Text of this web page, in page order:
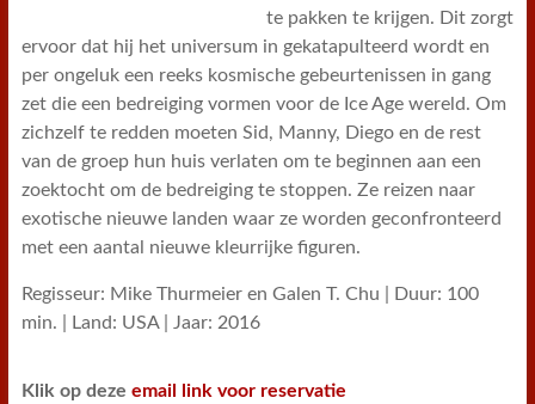
te pakken te krijgen. Dit zorgt
ervoor dat hij het universum in gekatapulteerd wordt en
per ongeluk een reeks kosmische gebeurtenissen in gang
zet die een bedreiging vormen voor de Ice Age wereld. Om
zichzelf te redden moeten Sid, Manny, Diego en de rest
van de groep hun huis verlaten om te beginnen aan een
zoektocht om de bedreiging te stoppen. Ze reizen naar
exotische nieuwe landen waar ze worden geconfronteerd
met een aantal nieuwe kleurrijke figuren.
Regisseur: Mike Thurmeier en Galen T. Chu | Duur: 100
min. | Land: USA | Jaar: 2016
Klik op deze email link voor reservatie